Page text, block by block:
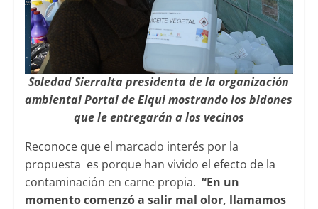
Soledad Sierralta presidenta de la organización
ambiental Portal de Elqui mostrando los bidones
que le entregarán a los vecinos
Reconoce que el marcado interés por la
propuesta es porque han vivido el efecto de la
contaminación en carne propia. “En un
momento comenzó a salir mal olor, llamamos